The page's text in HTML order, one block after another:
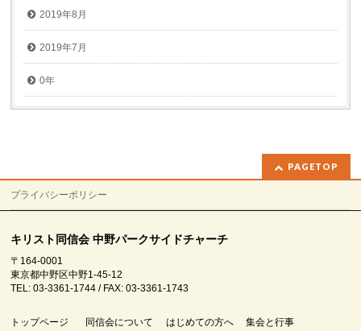
2019年8月
2019年7月
0年
PAGETOP
プライバシーポリシー
キリスト同信会 中野パークサイドチャーチ
〒164-0001
東京都中野区中野1-45-12
TEL: 03-3361-1744 / FAX: 03-3361-1743
トップページ 同信会について はじめての方へ 集会と行事